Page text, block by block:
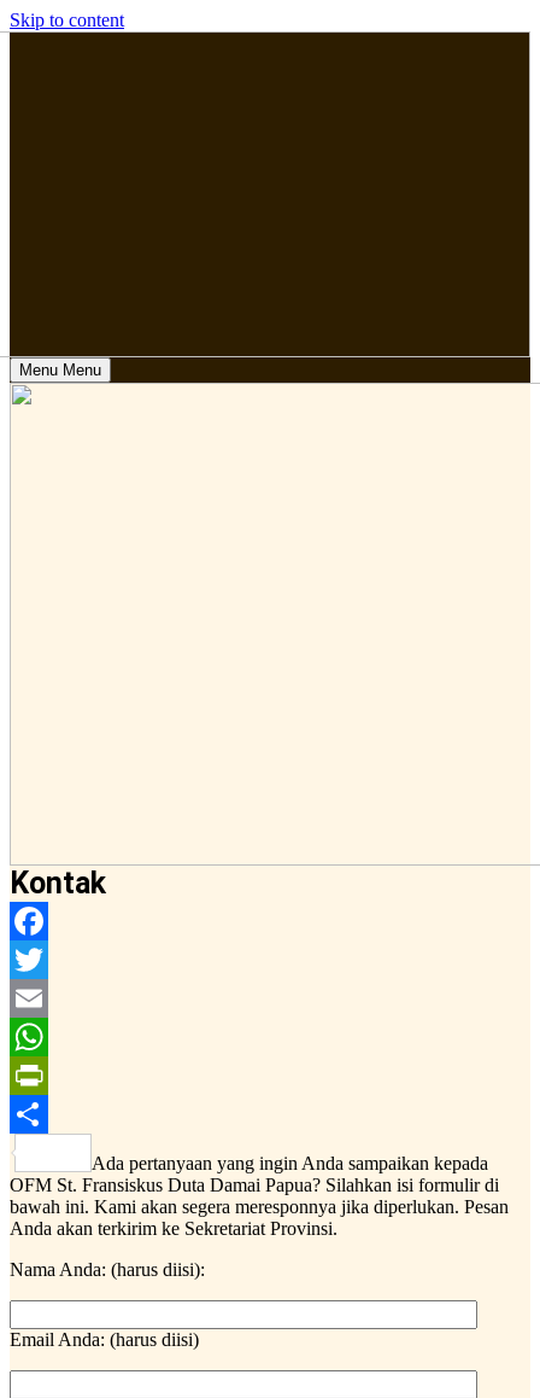
Skip to content
Menu Menu
Kontak
Facebook
Twitter
Email
WhatsApp
PrintFriendly
Share
Ada pertanyaan yang ingin Anda sampaikan kepada
OFM St. Fransiskus Duta Damai Papua? Silahkan isi formulir di
bawah ini. Kami akan segera meresponnya jika diperlukan. Pesan
Anda akan terkirim ke Sekretariat Provinsi.
Nama Anda: (harus diisi):
Email Anda: (harus diisi)